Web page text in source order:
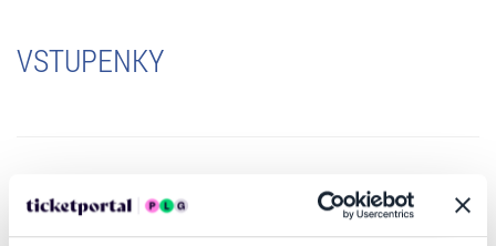
VSTUPENKY
INFORMACE O AKCI